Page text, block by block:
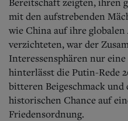
mit den aufstrebenden
wie China auf ihre
verzichteten, war der
Interessensphären nur
hinterlässt die Putin-Rede
bitteren Beigeschmack
historischen Chance auf
Friedensordnung.